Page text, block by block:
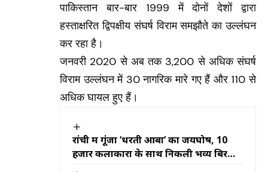
पाकिस्तान बार-बार 1999 में दोनों देशों द्वारा
हस्ताक्षरित द्विपक्षीय संघर्ष विराम समझौते का उल्लंघन
कर रहा है।
जनवरी 2020 से अब तक 3,200 से अधिक संघर्ष
विराम उल्लंघन में 30 नागरिक मारे गए हैं और 110 से
अधिक घायल हुए हैं।
रांची में गूंजा ‘धरती आबा’ का जयघोष, 10
हजार कलाकारों के साथ निकली भव्य बिरसा